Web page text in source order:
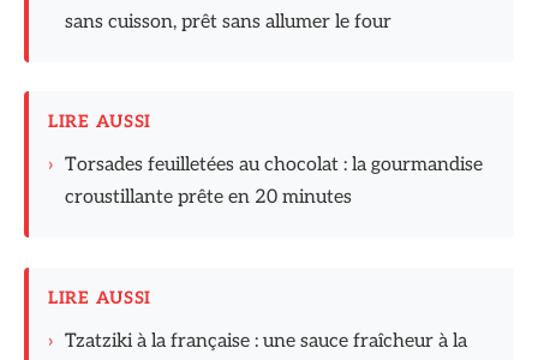
sans cuisson, prêt sans allumer le four
LIRE AUSSI
› Torsades feuilletées au chocolat : la gourmandise
croustillante prête en 20 minutes
LIRE AUSSI
› Tzatziki à la française : une sauce fraîcheur à la